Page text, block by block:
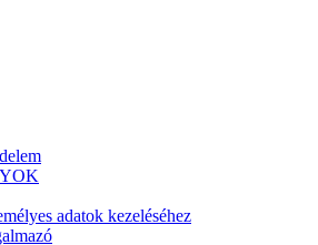
adatok kezeléséhez